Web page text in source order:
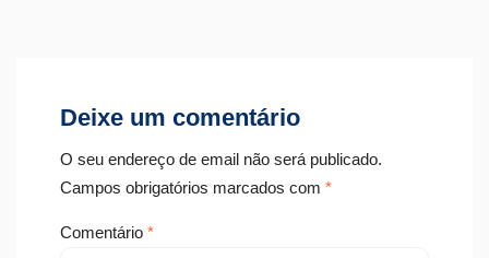
Deixe um comentário
O seu endereço de email não será publicado.
Campos obrigatórios marcados com *
Comentário *